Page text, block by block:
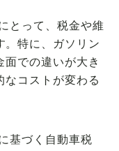
とって、 税金や維
。特に、ガソリン
面での違いが大き
なコストが変わる
基づく自動車税